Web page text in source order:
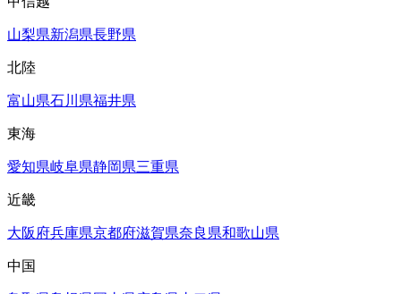
山梨県新潟県長野県
北陸
富山県石川県福井県
東海
愛知県岐阜県静岡県三重県
近畿
大阪府兵庫県京都府滋賀県奈良県和歌山県
中国